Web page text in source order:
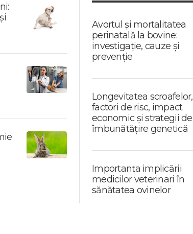
Avortul și mortalitatea
perinatală la bovine:
investigație, cauze și
prevenție
Longevitatea scroafelor,
factori de risc, impact
economic și strategii de
îmbunătățire genetică
Importanța implicării
medicilor veterinari în
sănătatea ovinelor